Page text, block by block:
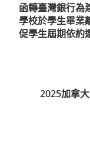
函轉臺灣銀行為
學校於學生畢業
促學生屆期依約
2025加拿